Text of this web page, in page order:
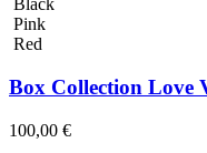
Black
Pink
Red
Box Collection Love
100,00 €